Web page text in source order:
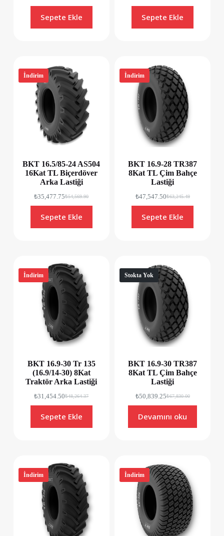
Sepete Ekle Sepete Ekle
İndirim
BKT 16.5/85-24 AS504
16Kat TL Biçerdöver
Arka Lastiği
₺54,569.90
₺35,477.75
Sepete Ekle
İndirim
BKT 16.9-28 TR387
8Kat TL Çim Bahçe
Lastiği
₺63,245.49
₺47,547.50
Sepete Ekle
İndirim
BKT 16.9-30 Tr 135
(16.9/14-30) 8Kat
Traktör Arka Lastiği
₺48,264.37
₺31,454.50
Sepete Ekle
Stokta Yok
BKT 16.9-30 TR387
8Kat TL Çim Bahçe
Lastiği
₺67,830.00
₺50,839.25
Devamını oku
İndirim İndirim